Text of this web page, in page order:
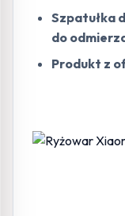
Szpatułka
do
Produkt z